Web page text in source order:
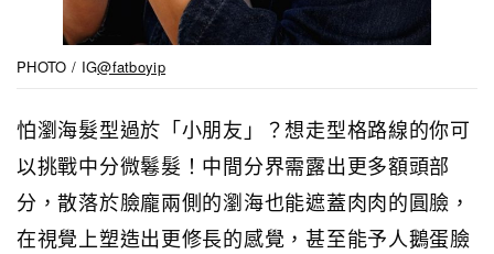
PHOTO / IG@fatboyip
怕瀏海髮型過於「小朋友」？想走型格路線的你可
以挑戰中分微鬈髮！中間分界需露出更多額頭部
分，散落於臉龐兩側的瀏海也能遮蓋肉肉的圓臉，
在視覺上塑造出更修長的感覺，甚至能予人鵝蛋臉